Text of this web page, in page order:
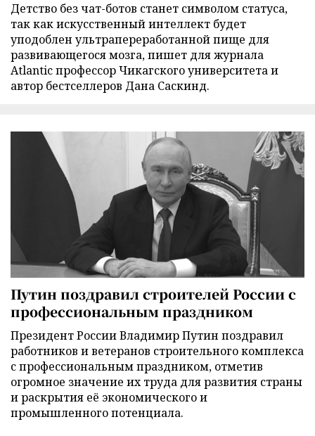
Детство без чат-ботов станет символом статуса,
так как искусственный интеллект будет
уподоблен ультрапереработанной пище для
развивающегося мозга, пишет для журнала
Atlantic профессор Чикагского университета и
автор бестселлеров Дана Саскинд.
Путин поздравил строителей России с
профессиональным праздником
Президент России Владимир Путин поздравил
работников и ветеранов строительного комплекса
с профессиональным праздником, отметив
огромное значение их труда для развития страны
и раскрытия её экономического и
промышленного потенциала.